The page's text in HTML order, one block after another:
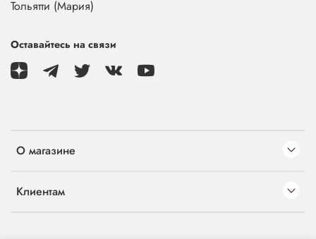
О магазине
Клиентам
Тольятти (Мария)
Оставайтесь на связи